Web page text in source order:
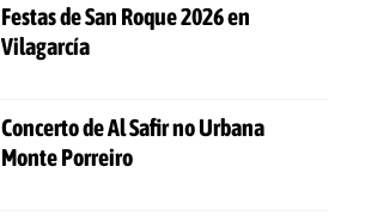
Festas de San Roque 2026 en
Vilagarcía
Concerto de Al Safir no Urbana
Monte Porreiro